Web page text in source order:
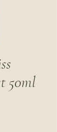
50ml